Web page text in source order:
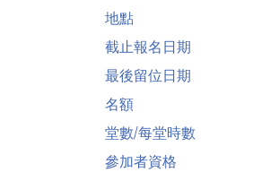
地點
截止報名日期
最後留位日期
名額
堂數/每堂時數
參加者資格